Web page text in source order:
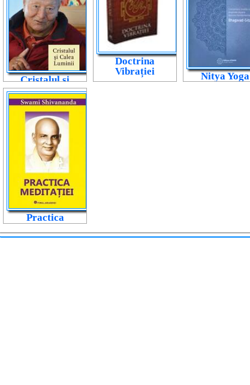
Cristalul și
Calea Luminii
Doctrina
Vibrației
Nitya Yoga
Practica
meditației